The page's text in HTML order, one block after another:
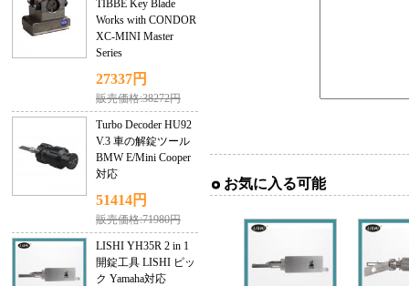
TIBBE Key Blade
Works with CONDOR
XC-MINI Master
Series
27337円
販売価格:38272円
Turbo Decoder HU92
V.3 車の解錠ツール
BMW E/Mini Cooper
対応
51414円
販売価格:71980円
LISHI YH35R 2 in 1
開錠工具 LISHI ピッ
ク Yamaha対応
お気に入る可能